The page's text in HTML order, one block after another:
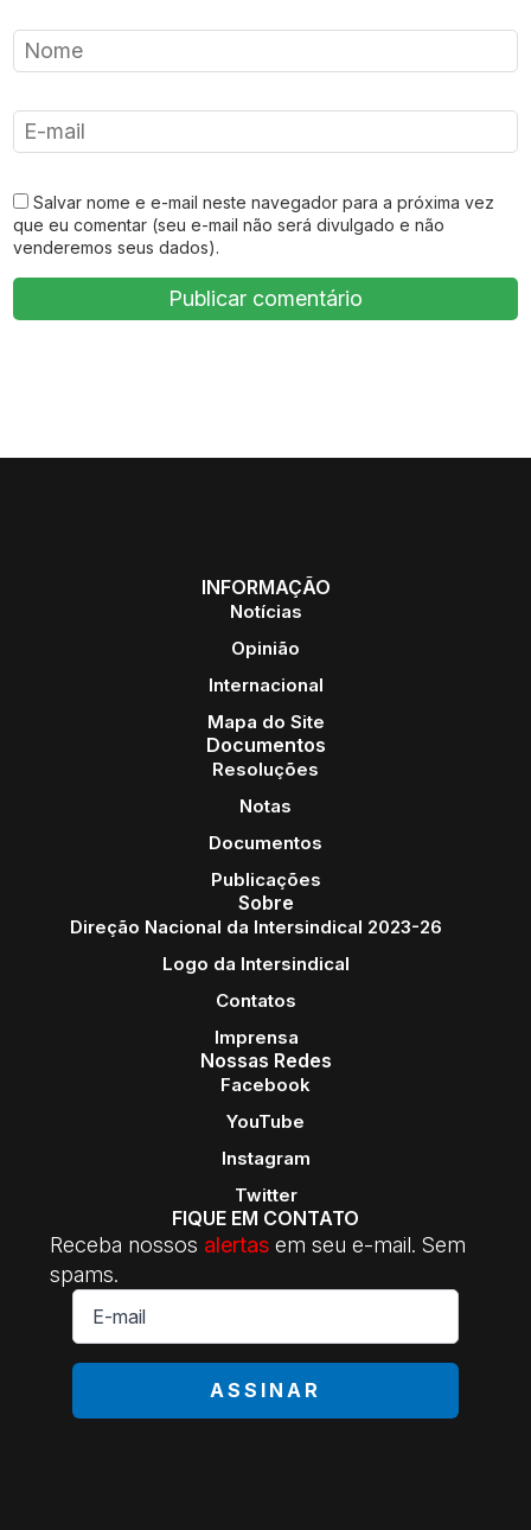
Salvar nome e e-mail neste navegador para a próxima vez
que eu comentar (seu e-mail não será divulgado e não
venderemos seus dados).
INFORMAÇÃO
Notícias
Opinião
Internacional
Mapa do Site
Documentos
Resoluções
Notas
Documentos
Publicações
Sobre
Direção Nacional da Intersindical 2023-26
Logo da Intersindical
Contatos
Imprensa
Nossas Redes
Facebook
YouTube
Instagram
Twitter
FIQUE EM CONTATO
Receba nossos alertas em seu e-mail. Sem
spams.
E-
mail
ASSINAR